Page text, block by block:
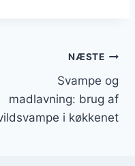
NÆSTE
Svampe og
madlavning: brug af
i køkkenet